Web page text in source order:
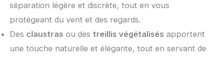
séparation légère et discrète, tout en vous
protégeant du vent et des regards.
Des claustras ou des treillis végétalisés apportent
une touche naturelle et élégante, tout en servant de